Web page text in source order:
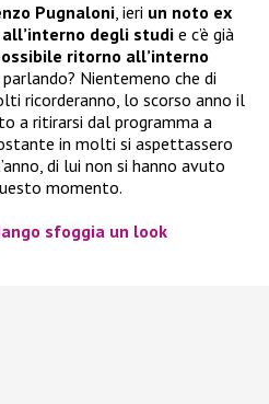
Pugnaloni, ieri un noto ex
degli studi e c’è già
ritorno all’interno
Nientemeno che di
ricorderanno, lo scorso anno il
a ritirarsi dal programma a
in molti si aspettassero
di lui non si hanno avuto
momento.
sfoggia un look